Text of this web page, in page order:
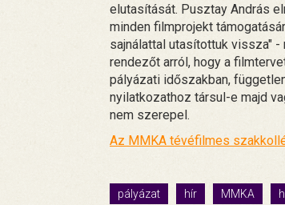
elutasítását. Pusztay András
minden filmprojekt
sajnálattal utasítottuk vissza" -
rendezőt arról, hogy a
pályázati időszakban,
nyilatkozathoz társul-e majd
nem szerepel.
Az MMKA tévéfilmes
pályázat hír MMKA